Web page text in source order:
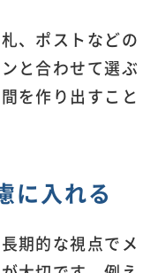
、ポストなどの
と合わせて選ぶ
を作り出すこと
に入れる
期的な視点でメ